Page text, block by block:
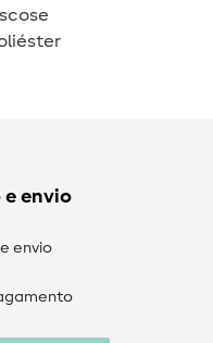
e envio
envio